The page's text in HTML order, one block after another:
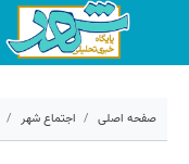
صفحه اصلی اجتماع شهر